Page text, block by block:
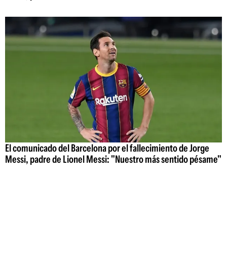
El comunicado del Barcelona por el fallecimiento de Jorge
Messi, padre de Lionel Messi: "Nuestro más sentido pésame"